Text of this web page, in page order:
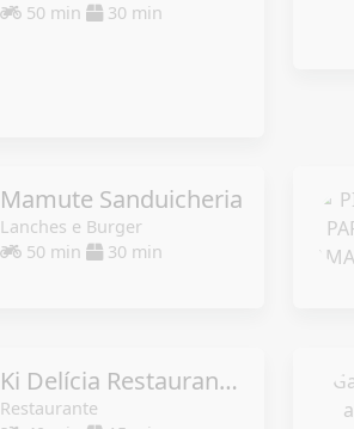
50 min
30 min
Mamute Sanduicheria
Lanches e Burger
50 min
30 min
Ki Delícia Restaurante - Entregas á partir das 11hs.
Restaurante